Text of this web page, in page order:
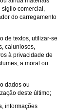
comercial,
do carregamento
de textos, utilizar-se
caluniosos,
à privacidade de
a moral ou
dados ou
deste último;
informações